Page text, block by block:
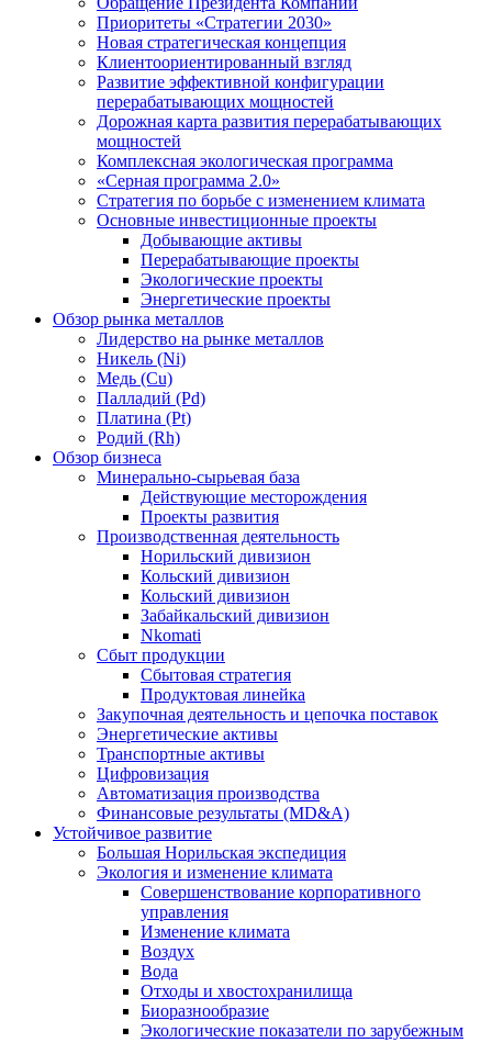
Приоритеты «Стратегии 2030»
Новая стратегическая концепция
Клиентоориентированный взгляд
Развитие эффективной конфигурации
перерабатывающих мощностей
Дорожная карта развития перерабатывающих
мощностей
Комплексная экологическая программа
«Серная программа 2.0»
Стратегия по борьбе с изменением климата
Основные инвестиционные проекты
Добывающие активы
Перерабатывающие проекты
Экологические проекты
Энергетические проекты
Обзор рынка металлов
Лидерство на рынке металлов
Никель (Ni)
Медь (Cu)
Палладий (Pd)
Платина (Pt)
Родий (Rh)
Обзор бизнеса
Минерально-сырьевая база
Действующие месторождения
Проекты развития
Производственная деятельность
Норильский дивизион
Кольский дивизион
Кольский дивизион
Забайкальский дивизион
Nkomati
Сбыт продукции
Сбытовая стратегия
Продуктовая линейка
Закупочная деятельность и цепочка поставок
Энергетические активы
Транспортные активы
Цифровизация
Автоматизация производства
Финансовые результаты (MD&A)
Устойчивое развитие
Большая Норильская экспедиция
Экология и изменение климата
Совершенствование корпоративного
управления
Изменение климата
Воздух
Вода
Отходы и хвостохранилища
Биоразнообразие
Экологические показатели по зарубежным